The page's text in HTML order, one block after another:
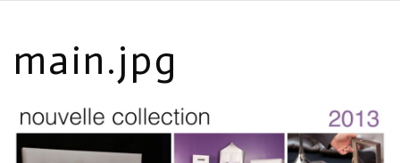
main.jpg